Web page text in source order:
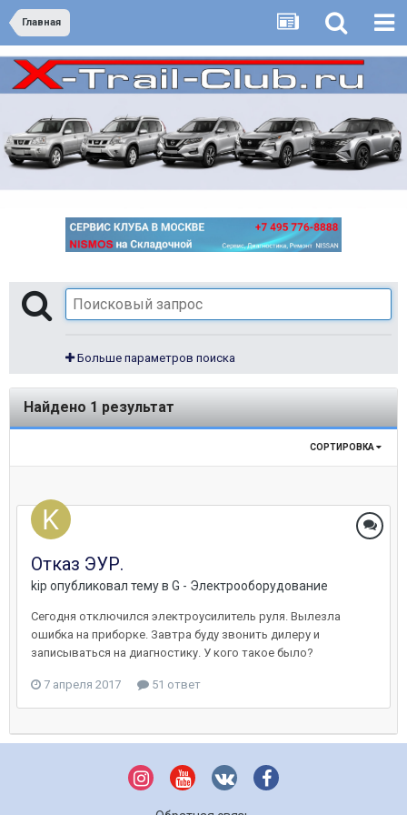
Главная
Больше параметров поиска
Найдено 1 результат
СОРТИРОВКА
Отказ ЭУР.
kip опубликовал тему в G - Электрооборудование
Сегодня отключился электроусилитель руля. Вылезла
ошибка на приборке. Завтра буду звонить дилеру и
записываться на диагностику. У кого такое было?
7 апреля 2017 51 ответ